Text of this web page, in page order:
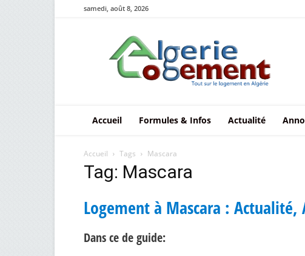
samedi, août 8, 2026
Le
logement
en
Algérie
Accueil Formules & Infos Actualité
Accueil Tags Mascara
Tag: Mascara
Logement à Mascara :
Dans ce de guide: